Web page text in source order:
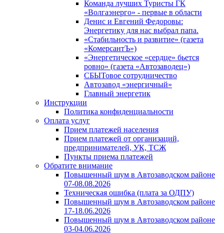
Команда лучших Туристы ГК
«Волгаэнерго» - первые в области
Денис и Евгений Федоровы:
Энергетику для нас выбрал папа.
«Стабильность и развитие» (газета
«КомерсантЪ»)
«Энергетическое «сердце» бьется
ровно» (газета «Автозаводец»)
СБЫТовое сотрудничество
Автозавод «энергичный»
Главный энергетик
Инструкции
Политика конфиденциальности
Оплата услуг
Прием платежей населения
Прием платежей от организаций,
предпринимателей, УК, ТСЖ
Пункты приема платежей
Обратите внимание
Повышенный шум в Автозаводском районе
07-08.08.2026
Техническая ошибка (плата за ОДПУ)
Повышенный шум в Автозаводском районе
17-18.06.2026
Повышенный шум в Автозаводском районе
03-04.06.2026